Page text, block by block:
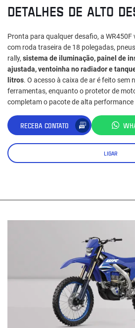
DETALHES DE ALTO
Pronta para qualquer desafio, a WR450F
com roda traseira de 18 polegadas,
rally, sistema de iluminação, painel de
ajustada, ventoinha no radiador e
litros. O acesso à caixa de ar é feito sem
ferramentas, enquanto o protetor de
completam o pacote de alta performance
RECEBA CONTATO
LIGAR